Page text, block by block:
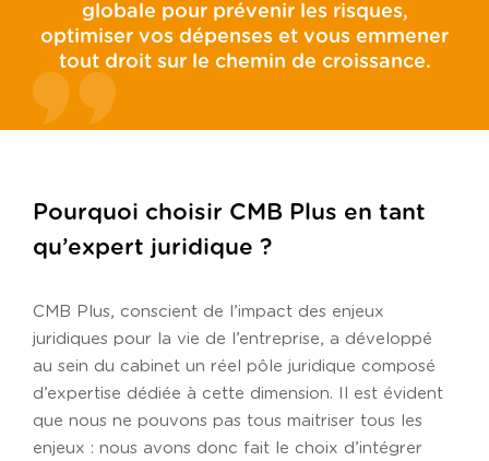
globale pour prévenir les risques,
optimiser vos dépenses et vous emmener
tout droit sur le chemin de croissance.
Pourquoi choisir CMB Plus en tant
qu’expert juridique ?
CMB Plus, conscient de l’impact des enjeux
juridiques pour la vie de l’entreprise, a développé
au sein du cabinet un réel pôle juridique composé
d’expertise dédiée à cette dimension. Il est évident
que nous ne pouvons pas tous maitriser tous les
enjeux : nous avons donc fait le choix d’intégrer